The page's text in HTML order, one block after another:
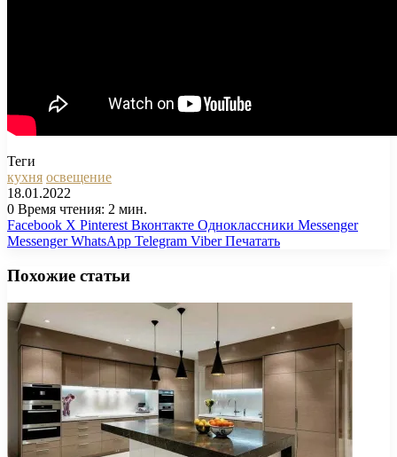
Теги
кухня освещение
18.01.2022
0 Время чтения: 2 мин.
Facebook X Pinterest Вконтакте Одноклассники Messenger
Messenger WhatsApp Telegram Viber Печатать
Похожие статьи